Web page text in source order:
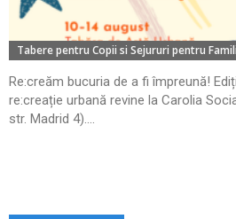
Tabere pentru Copii si Sejururi pentru
Re:creăm bucuria de a fi împreună!
re:creație urbană revine la Carolia
str. Madrid 4)....